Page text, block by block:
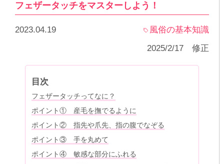
フェザータッチをマスターしよう！
2023.04.19
風俗の基本知識
2025/2/17 修正
目次
フェザータッチってなに？
ポイント① 産毛を撫でるように
ポイント② 指先や爪先、指の腹でなぞる
ポイント③ 手を丸めて
ポイント④ 敏感な部分にふれる